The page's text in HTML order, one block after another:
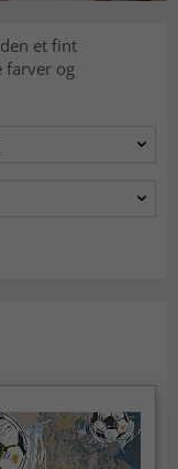
et fint
farver og